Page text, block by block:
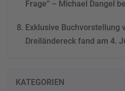
Frage“ – Michael Dangel
Exklusive Buchvorstellung
Dreiländereck fand am 4.
KATEGORIEN